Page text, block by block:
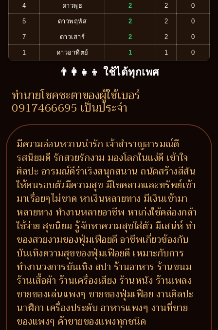
4 ดาวพุธ 2 2 0
5 ดาวพฤหัส 2 2 0
7 ดาวเสาร์ 2 2 0
1 ดาวอาทิตย์ 1 1 0
👨‍👩‍👧‍👦 ใช้ได้ทุกเพศ
ทำนายโชคชะตาของผู้ใช้เบอร์
0917466695 เป็นประจำ
มีความอ่อนหวานน่ารัก เจ้าสำราญอารมณ์ดี
รสนิยมดี รักสวยรักงาม มองโลกในแง่ดี เข้าใจ
ศิลปะ อารมณ์ดีร่าเริงสนุกสนาน ถนัดสร้างสีสัน
ให้คนรอบตัวมีความสุข มีโชคลาภและทรัพย์เข้า
มาเรื่อยๆไม่ขาด หาเงินหลายทาง มีเงินเข้ามา
หลายทาง ทำงานหลายอาชีพ หาเก่งใช้คล่องกล้า
ใช้จ่าย สุขนิยม รู้จักหาความสุขใส่ตัว มีเสน่ห์ ทำ
ของสวยงามของฟุ่มเฟือยดี อาชีพเกี่ยวข้องกับ
บันเทิงความสุขของฟุ่มเฟือยดี เหมาะกับการ
ทำงานวงการบันเทิง สปา ร้านอาหาร ร้านขนม
ร้านเสื้อผ้า ร้านเครื่องเสียง ร้านหนัง ร้านเพลง
ขายของเล่นแพงๆ ขายของฟุ่มเฟือย งานศิลปะ
นาฬิกา เครื่องประดับ อาหารแพงๆ งานที่ขาย
ของแพงๆ ค้าขายของแพงทุกชนิด